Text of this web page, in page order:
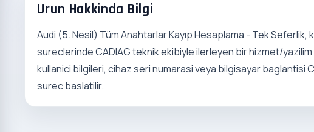
Urun Hakkinda Bilgi
Audi (5. Nesil) Tüm Anahtarlar Kayıp Hesaplama - Tek
sureclerinde CADIAG teknik ekibiyle ilerleyen bir hizmet/
kullanici bilgileri, cihaz seri numarasi veya bilgisayar baglantisi
surec baslatilir.